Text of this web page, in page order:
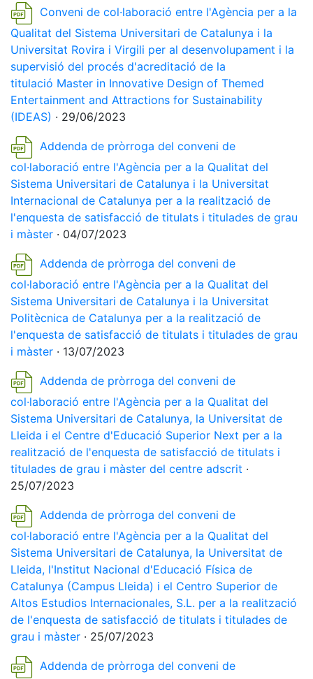
Conveni de col·laboració entre l'Agència per a la
Qualitat del Sistema Universitari de Catalunya i la
Universitat Rovira i Virgili per al desenvolupament i la
supervisió del procés d'acreditació de la
titulació Master in Innovative Design of Themed
Entertainment and Attractions for Sustainability
(IDEAS) · 29/06/2023
Addenda de pròrroga del conveni de
col·laboració entre l'Agència per a la Qualitat del
Sistema Universitari de Catalunya i la Universitat
Internacional de Catalunya per a la realització de
l'enquesta de satisfacció de titulats i titulades de grau
i màster · 04/07/2023
Addenda de pròrroga del conveni de
col·laboració entre l'Agència per a la Qualitat del
Sistema Universitari de Catalunya i la Universitat
Politècnica de Catalunya per a la realització de
l'enquesta de satisfacció de titulats i titulades de grau
i màster · 13/07/2023
Addenda de pròrroga del conveni de
col·laboració entre l'Agència per a la Qualitat del
Sistema Universitari de Catalunya, la Universitat de
Lleida i el Centre d'Educació Superior Next per a la
realització de l'enquesta de satisfacció de titulats i
titulades de grau i màster del centre adscrit ·
25/07/2023
Addenda de pròrroga del conveni de
col·laboració entre l'Agència per a la Qualitat del
Sistema Universitari de Catalunya, la Universitat de
Lleida, l'Institut Nacional d'Educació Física de
Catalunya (Campus Lleida) i el Centro Superior de
Altos Estudios Internacionales, S.L. per a la realització
de l'enquesta de satisfacció de titulats i titulades de
grau i màster · 25/07/2023
Addenda de pròrroga del conveni de